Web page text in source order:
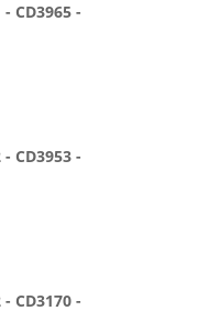
CD3965 -
CD3953 -
CD3170 -